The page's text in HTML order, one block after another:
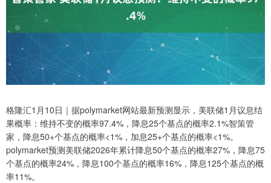
格隆汇1月10日｜据polymarket网站最新预测显示，美联储1月议息结
果概率：维持不变的概率97.4%，降息25个基点的概率2.1%智策管
家，降息50+个基点的概率<1%，加息25+个基点的概率<1%。
polymarket预测美联储2026年累计降息50个基点的概率27%，降息75
个基点的概率24%，降息100个基点的概率16%，降息125个基点的概
率11%。